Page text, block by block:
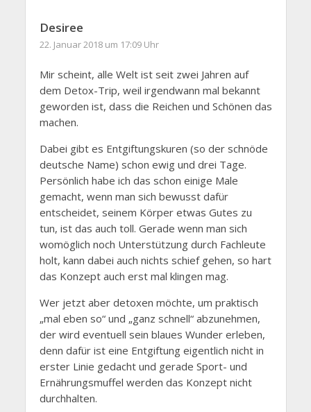
Desiree
22. Januar 2018 um 17:09 Uhr
Mir scheint, alle Welt ist seit zwei Jahren auf
dem Detox-Trip, weil irgendwann mal bekannt
geworden ist, dass die Reichen und Schönen das
machen.
Dabei gibt es Entgiftungskuren (so der schnöde
deutsche Name) schon ewig und drei Tage.
Persönlich habe ich das schon einige Male
gemacht, wenn man sich bewusst dafür
entscheidet, seinem Körper etwas Gutes zu
tun, ist das auch toll. Gerade wenn man sich
womöglich noch Unterstützung durch Fachleute
holt, kann dabei auch nichts schief gehen, so hart
das Konzept auch erst mal klingen mag.
Wer jetzt aber detoxen möchte, um praktisch
„mal eben so“ und „ganz schnell“ abzunehmen,
der wird eventuell sein blaues Wunder erleben,
denn dafür ist eine Entgiftung eigentlich nicht in
erster Linie gedacht und gerade Sport- und
Ernährungsmuffel werden das Konzept nicht
durchhalten.